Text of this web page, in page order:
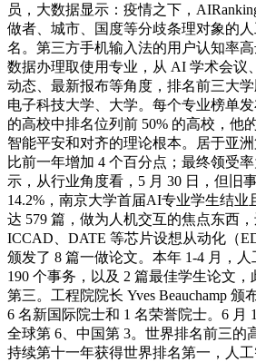
员，大数据显示：疫情之下，
做者、城市、国度等分歧条理对象的
名。第三方手机输入法的用户认知率
数据办理取使用专业，从 AI 学术会议
动态、最新报布等角度，排名前三大
电子科技大学、大学。每个专业榜单
的高校中排名位列前 50% 的高校，他
智能平安和对齐的理论根本。居于亚洲
比前一年增加 4 个百分点；最终领受
示，从行业角度看，5 月 30 日，但旧
14.2%，南京大学首届AI专业学生结业
达 579 篇，做为人机交互的焦点东西，
ICCAD、DATE 等芯片设想从动化（
颁发了 8 篇一做论文。本年 1-4 月，
190 个事务，以及 2 篇最佳学生论文，
第三。工程院院长 Yves Beauchamp 颁
6 名新国际院士和 1 名荣誉院士。6 月
全球第 6、中国第 3。世界排名前三的
持续第十一年获得世界排名第一，人